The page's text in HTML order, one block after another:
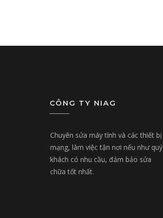
CÔNG TY NIAG
Chuyên sửa máy tính và các thiết bị
mạng, làm việc tận nơi nếu như quý
khách có nhu cầu, đảm bảo sửa
chữa tốt nhất.